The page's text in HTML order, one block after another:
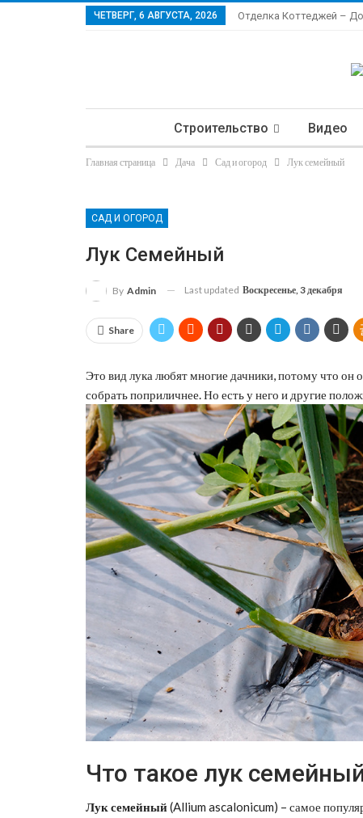
ЧЕТВЕРГ, 6 АВГУСТА, 2026 Отделка Коттеджей –
Строительство Видео
Главная страница Дача Сад и огород Лук семейный
САД И ОГОРОД
Лук Семейный
By Admin Last updated Воскресенье, 3 декабря
Share
Это вид лука любят многие дачники, потому что он
собрать поприличнее. Но есть у него и другие
Что такое лук
Лук семейный(Allium ascalonicum) – самое